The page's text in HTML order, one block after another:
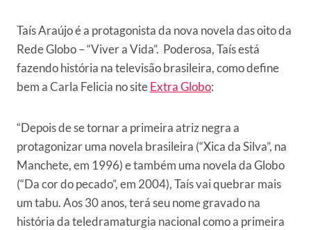
Taís Araújo é a protagonista da nova novela das oito da
Rede Globo – “Viver a Vida”. Poderosa, Taís está
fazendo história na televisão brasileira, como define
bem a Carla Felicia no siteExtra Globo:
“Depois de se tornar a primeira atriz negra a
protagonizar uma novela brasileira (“Xica da Silva”, na
Manchete, em 1996) e também uma novela da Globo
(“Da cor do pecado”, em 2004), Taís vai quebrar mais
um tabu. Aos 30 anos, terá seu nome gravado na
história da teledramaturgia nacional como a primeira